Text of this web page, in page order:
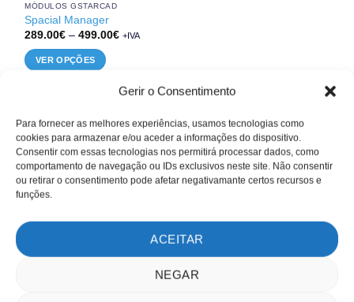
Gerir o Consentimento
Para fornecer as melhores experiências, usamos tecnologias como
cookies para armazenar e/ou aceder a informações do dispositivo.
Consentir com essas tecnologias nos permitirá processar dados, como
comportamento de navegação ou IDs exclusivos neste site. Não consentir
ou retirar o consentimento pode afetar negativamante certos recursos e
funções.
ACEITAR
NEGAR
MÓDULOS GSTARCAD
Spacial Manager
289.00€ – 499.00€Price
+IVA
VER OPÇÕES
multiple
variants.
The
options
may
chosen
the
SOBRE NÓS
Sobre nós
Clientes
MÉTODOS DE PAGAMENTO